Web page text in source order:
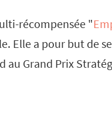
récompensée "
Elle a pour but de
Grand Prix